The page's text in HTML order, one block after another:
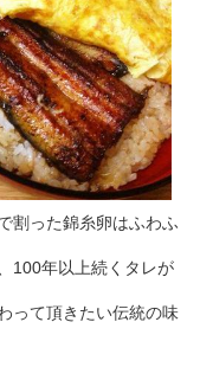
割った錦糸卵はふわふ
100年以上続くタレが
って頂きたい伝統の味